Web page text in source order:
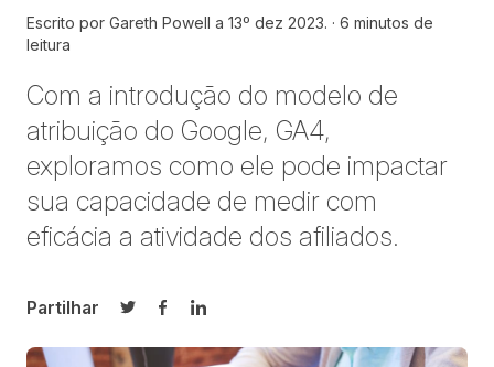
Escrito por Gareth Powell a 13º dez 2023.
6 minutos de
leitura
Com a introdução do modelo de
atribuição do Google, GA4,
exploramos como ele pode impactar
sua capacidade de medir com
eficácia a atividade dos afiliados.
Partilhar
Partilhar no Twitter
Partilhar no Facebook
Partilhar no LinkedIn